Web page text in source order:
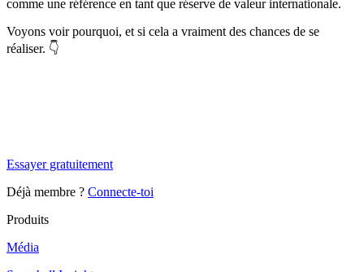
comme une référence en tant que réserve de valeur internationale.
Voyons voir pourquoi, et si cela a vraiment des chances de se
réaliser. 👇
Essayer gratuitement
Déjà membre ? Connecte-toi
Produits
Média